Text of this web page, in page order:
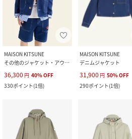
MAISON KITSUNE
その他のジャケット・アウター
36,300 円 40%OFF
330ポイント(1倍)
MAISON KITSUNE
デニムジャケット
31,900 円 50%OFF
290ポイント(1倍)